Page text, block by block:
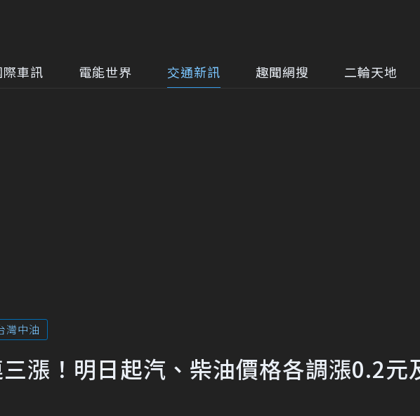
際車訊 電能世界 交通新訊 趣聞網搜 二輪天地
灣中油
漲！明日起汽、柴油價格各調漲0.2元